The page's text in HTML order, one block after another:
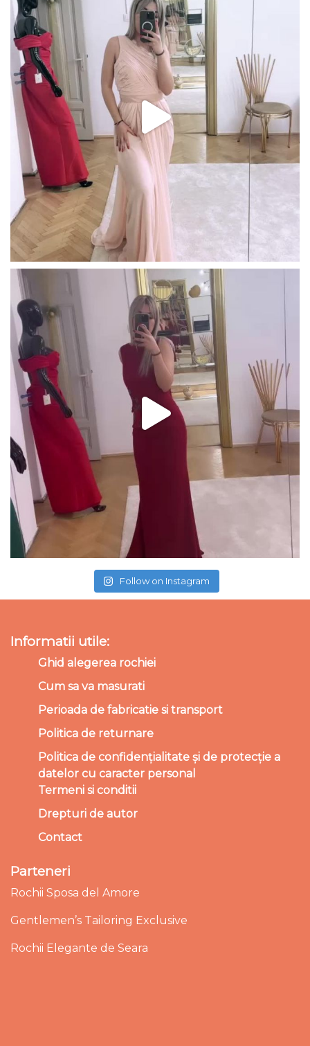
Follow on Instagram
Informatii utile:
Ghid alegerea rochiei
Cum sa va masurati
Perioada de fabricatie si transport
Politica de returnare
Politica de confidențialitate și de protecție a
datelor cu caracter personal
Termeni si conditii
Drepturi de autor
Contact
Parteneri
Rochii Sposa del Amore
Gentlemen’s Tailoring Exclusive
Rochii Elegante de Seara